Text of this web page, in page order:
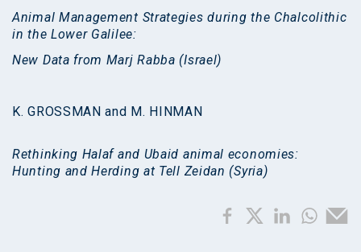
Animal Management Strategies during the Chalcolithic
in the Lower Galilee:
New Data from Marj Rabba (Israel)
K. GROSSMAN and M. HINMAN
Rethinking Halaf and Ubaid animal economies:
Hunting and Herding at Tell Zeidan (Syria)